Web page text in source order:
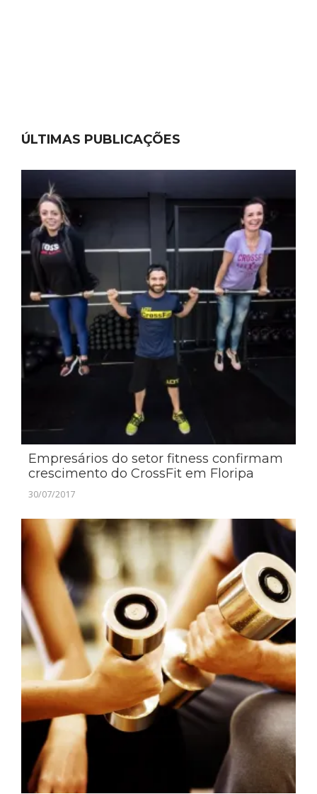
ÚLTIMAS PUBLICAÇÕES
Empresários do setor fitness confirmam
crescimento do CrossFit em Floripa
30/07/2017